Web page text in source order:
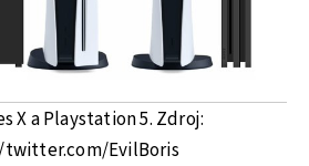
X a Playstation 5. Zdroj:
EvilBoris